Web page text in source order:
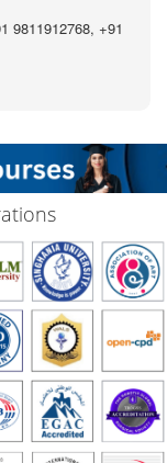
9811912768, +91